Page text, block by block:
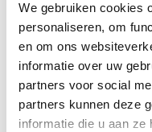
We gebruiken cookies
personaliseren, om
en om ons
informatie over uw
partners voor social
partners kunnen deze
informatie die u aan
Samen